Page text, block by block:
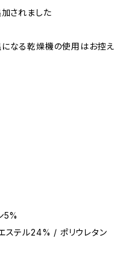
されました
なる乾燥機の使用はお控え
5%
ステル24% / ポリウレタン